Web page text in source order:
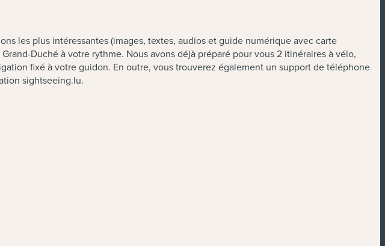
les plus intéressantes (images, textes, audios et guide numérique avec carte
Duché à votre rythme. Nous avons déjà préparé pour vous 2 itinéraires à vélo,
fixé à votre guidon. En outre, vous trouverez également un support de téléphone
sightseeing.lu.